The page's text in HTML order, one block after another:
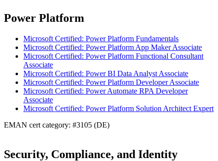
Power Platform
Microsoft Certified: Power Platform Fundamentals
Microsoft Certified: Power Platform App Maker Associate
Microsoft Certified: Power Platform Functional Consultant
Associate
Microsoft Certified: Power BI Data Analyst Associate
Microsoft Certified: Power Platform Developer Associate
Microsoft Certified: Power Automate RPA Developer
Associate
Microsoft Certified: Power Platform Solution Architect Expert
EMAN cert category: #3105 (DE)
Security, Compliance, and Identity